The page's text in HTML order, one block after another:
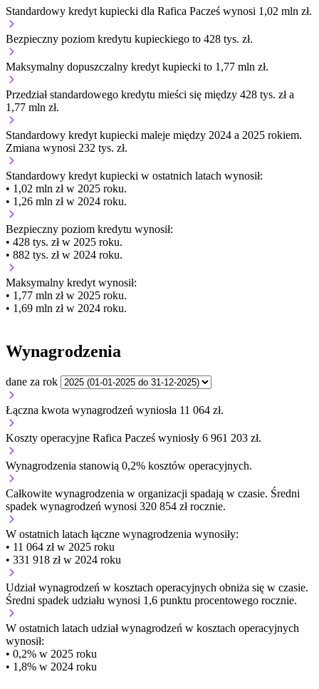
Standardowy kredyt kupiecki dla Rafica Pacześ wynosi 1,02 mln zł.
Bezpieczny poziom kredytu kupieckiego to 428 tys. zł.
Maksymalny dopuszczalny kredyt kupiecki to 1,77 mln zł.
Przedział standardowego kredytu mieści się między 428 tys. zł a
1,77 mln zł.
Standardowy kredyt kupiecki maleje między 2024 a 2025 rokiem.
Zmiana wynosi 232 tys. zł.
Standardowy kredyt kupiecki w ostatnich latach wynosił:
• 1,02 mln zł w 2025 roku.
• 1,26 mln zł w 2024 roku.
Bezpieczny poziom kredytu wynosił:
• 428 tys. zł w 2025 roku.
• 882 tys. zł w 2024 roku.
Maksymalny kredyt wynosił:
• 1,77 mln zł w 2025 roku.
• 1,69 mln zł w 2024 roku.
Wynagrodzenia
dane za rok
Łączna kwota wynagrodzeń wyniosła 11 064 zł.
Koszty operacyjne Rafica Pacześ wyniosły 6 961 203 zł.
Wynagrodzenia stanowią 0,2% kosztów operacyjnych.
Całkowite wynagrodzenia w organizacji spadają w czasie. Średni
spadek wynagrodzeń wynosi 320 854 zł rocznie.
W ostatnich latach łączne wynagrodzenia wynosiły:
• 11 064 zł w 2025 roku
• 331 918 zł w 2024 roku
Udział wynagrodzeń w kosztach operacyjnych obniża się w czasie.
Średni spadek udziału wynosi 1,6 punktu procentowego rocznie.
W ostatnich latach udział wynagrodzeń w kosztach operacyjnych
wynosił:
• 0,2% w 2025 roku
• 1,8% w 2024 roku